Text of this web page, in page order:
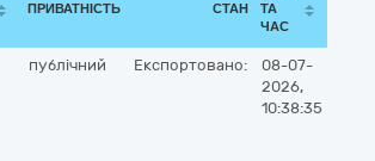
ПРИВАТНІСТЬ СТАН
ТА
ЧАС
публічний Експортовано:
08-07-
2026,
10:38:35